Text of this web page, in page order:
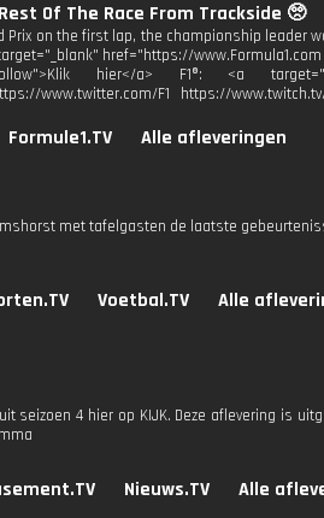
Of The Race From Trackside 🥺
Prix on the first lap, the championship leader
href="https://
hier</a> F1®: <a
www.twitter.com/F1 https://
Formule1.TV Alle afleveringen
met tafelgasten de laatste
Voetbal.TV Alle
seizoen 4 hier op KIJK. Deze aflevering is
Nieuws.TV Alle